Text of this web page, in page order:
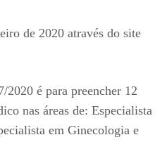
de 2020 através do site
é para preencher 12
nas áreas de: Especialista
em Ginecologia e